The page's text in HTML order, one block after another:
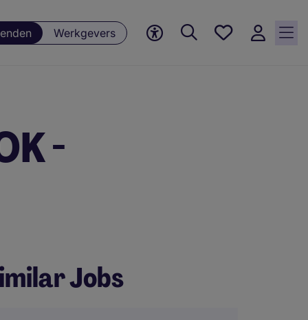
Werkgevers
Favorieten,
-
Jobs